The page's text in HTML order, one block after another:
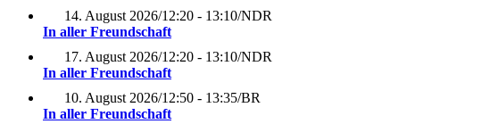
14. August 2026/12:20 - 13:10/NDR
In aller Freundschaft
17. August 2026/12:20 - 13:10/NDR
In aller Freundschaft
10. August 2026/12:50 - 13:35/BR
In aller Freundschaft